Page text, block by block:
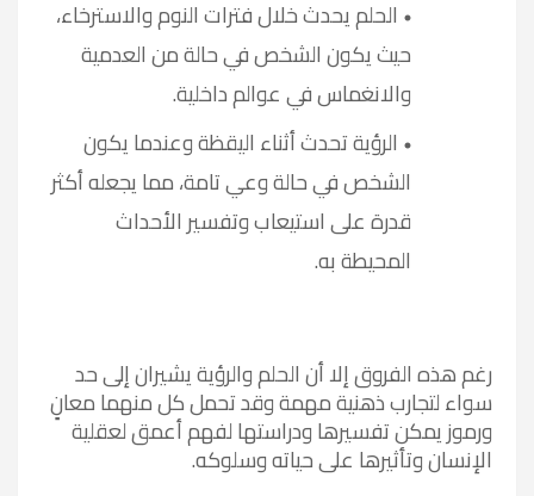
الحلم يحدث خلال فترات النوم والاسترخاء،
حيث يكون الشخص في حالة من العدمية
والانغماس في عوالم داخلية.
الرؤية تحدث أثناء اليقظة وعندما يكون
الشخص في حالة وعي تامة، مما يجعله أكثر
قدرة على استيعاب وتفسير الأحداث
المحيطة به.
رغم هذه الفروق إلا أن الحلم والرؤية يشيران إلى حد
سواء لتجارب ذهنية مهمة وقد تحمل كل منهما معانٍ
ورموز يمكن تفسيرها ودراستها لفهم أعمق لعقلية
الإنسان وتأثيرها على حياته وسلوكه.